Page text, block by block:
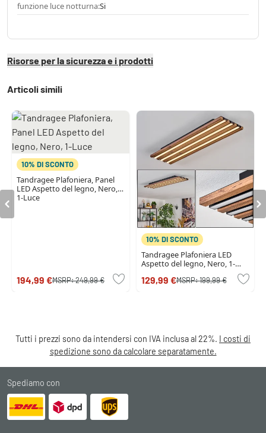
funzione luce notturna:Si
Risorse per la sicurezza e i prodotti
Articoli simili
10% DI SCONTO
Tandragee Plafoniera, Panel
LED Aspetto del legno, Nero,
1-Luce
194,99 €MSRP:249,99 €
10% DI SCONTO
Tandragee Plafoniera LED
Aspetto del legno, Nero, 1-
129,99 €MSRP:199,99 €
Tutti i prezzi sono da intendersi con IVA inclusa al 22%. I costi di
spedizione sono da calcolare separatamente.
Spediamo con